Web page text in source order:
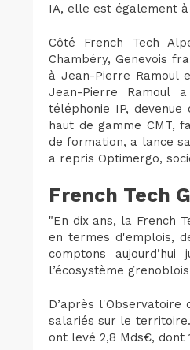
IA, elle est également
Côté French Tech
Chambéry, Genevois
à Jean-Pierre Ramoul
Jean-Pierre Ramoul
téléphonie IP,
haut de gamme CMT,
de formation, a lance
a repris Optimergo,
French Tech
"En dix ans, la French
en termes d'emplois,
comptons
l’écosystème
D’après
salariés sur le
ont levé 2,8 Mds€, dont